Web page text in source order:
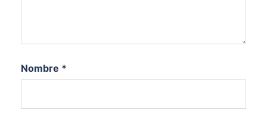
Nombre *